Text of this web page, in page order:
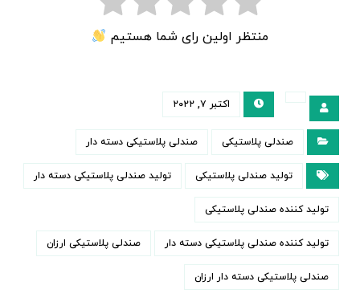
منتظر اولین رای شما هستیم
اکتبر ۷, ۲۰۲۲
صندلی پلاستیکی صندلی پلاستیکی دسته دار
تولید صندلی پلاستیکی تولید صندلی پلاستیکی دسته دار
تولید کننده صندلی پلاستیکی
تولید کننده صندلی پلاستیکی دسته دار صندلی پلاستیکی ارزان
صندلی پلاستیکی دسته دار ارزان